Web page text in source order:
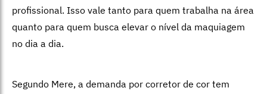
profissional. Isso vale tanto para quem trabalha na área
quanto para quem busca elevar o nível da maquiagem
no dia a dia.
Segundo Mere, a demanda por corretor de cor tem